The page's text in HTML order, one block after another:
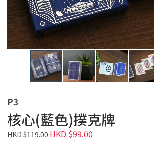
P3
核心(藍色)撲克牌
HKD $119.00HKD $99.00